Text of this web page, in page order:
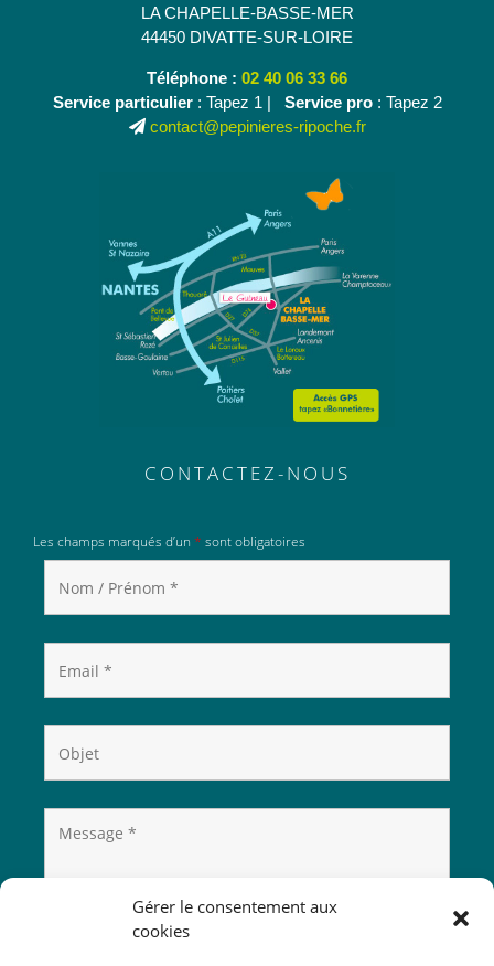
Gérer le consentement aux
cookies
LA CHAPELLE-BASSE-MER
44450 DIVATTE-SUR-LOIRE
Téléphone : 02 40 06 33 66
Service particulier: Tapez 1 | Service pro: Tapez 2
contact@pepinieres-ripoche.fr
CONTACTEZ-NOUS
Les champs marqués d’un * sont obligatoires